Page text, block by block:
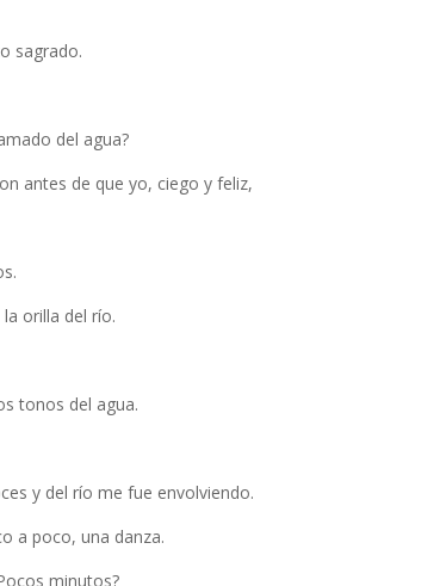
sagrado.
del agua?
antes de que yo, ciego y feliz,
orilla del río.
tonos del agua.
y del río me fue envolviendo.
a poco, una danza.
minutos?